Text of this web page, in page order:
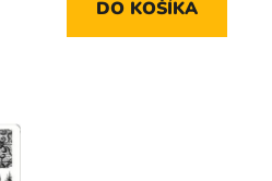
DO KOŠÍKA